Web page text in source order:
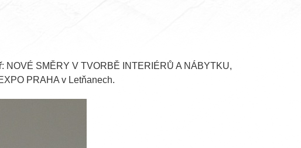
NOVÉ SMĚRY V TVORBĚ INTERIÉRŮ A NÁBYTKU,
PRAHA v Letňanech.